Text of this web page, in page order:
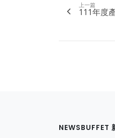
上一篇
111年度
NEWSBUFFET